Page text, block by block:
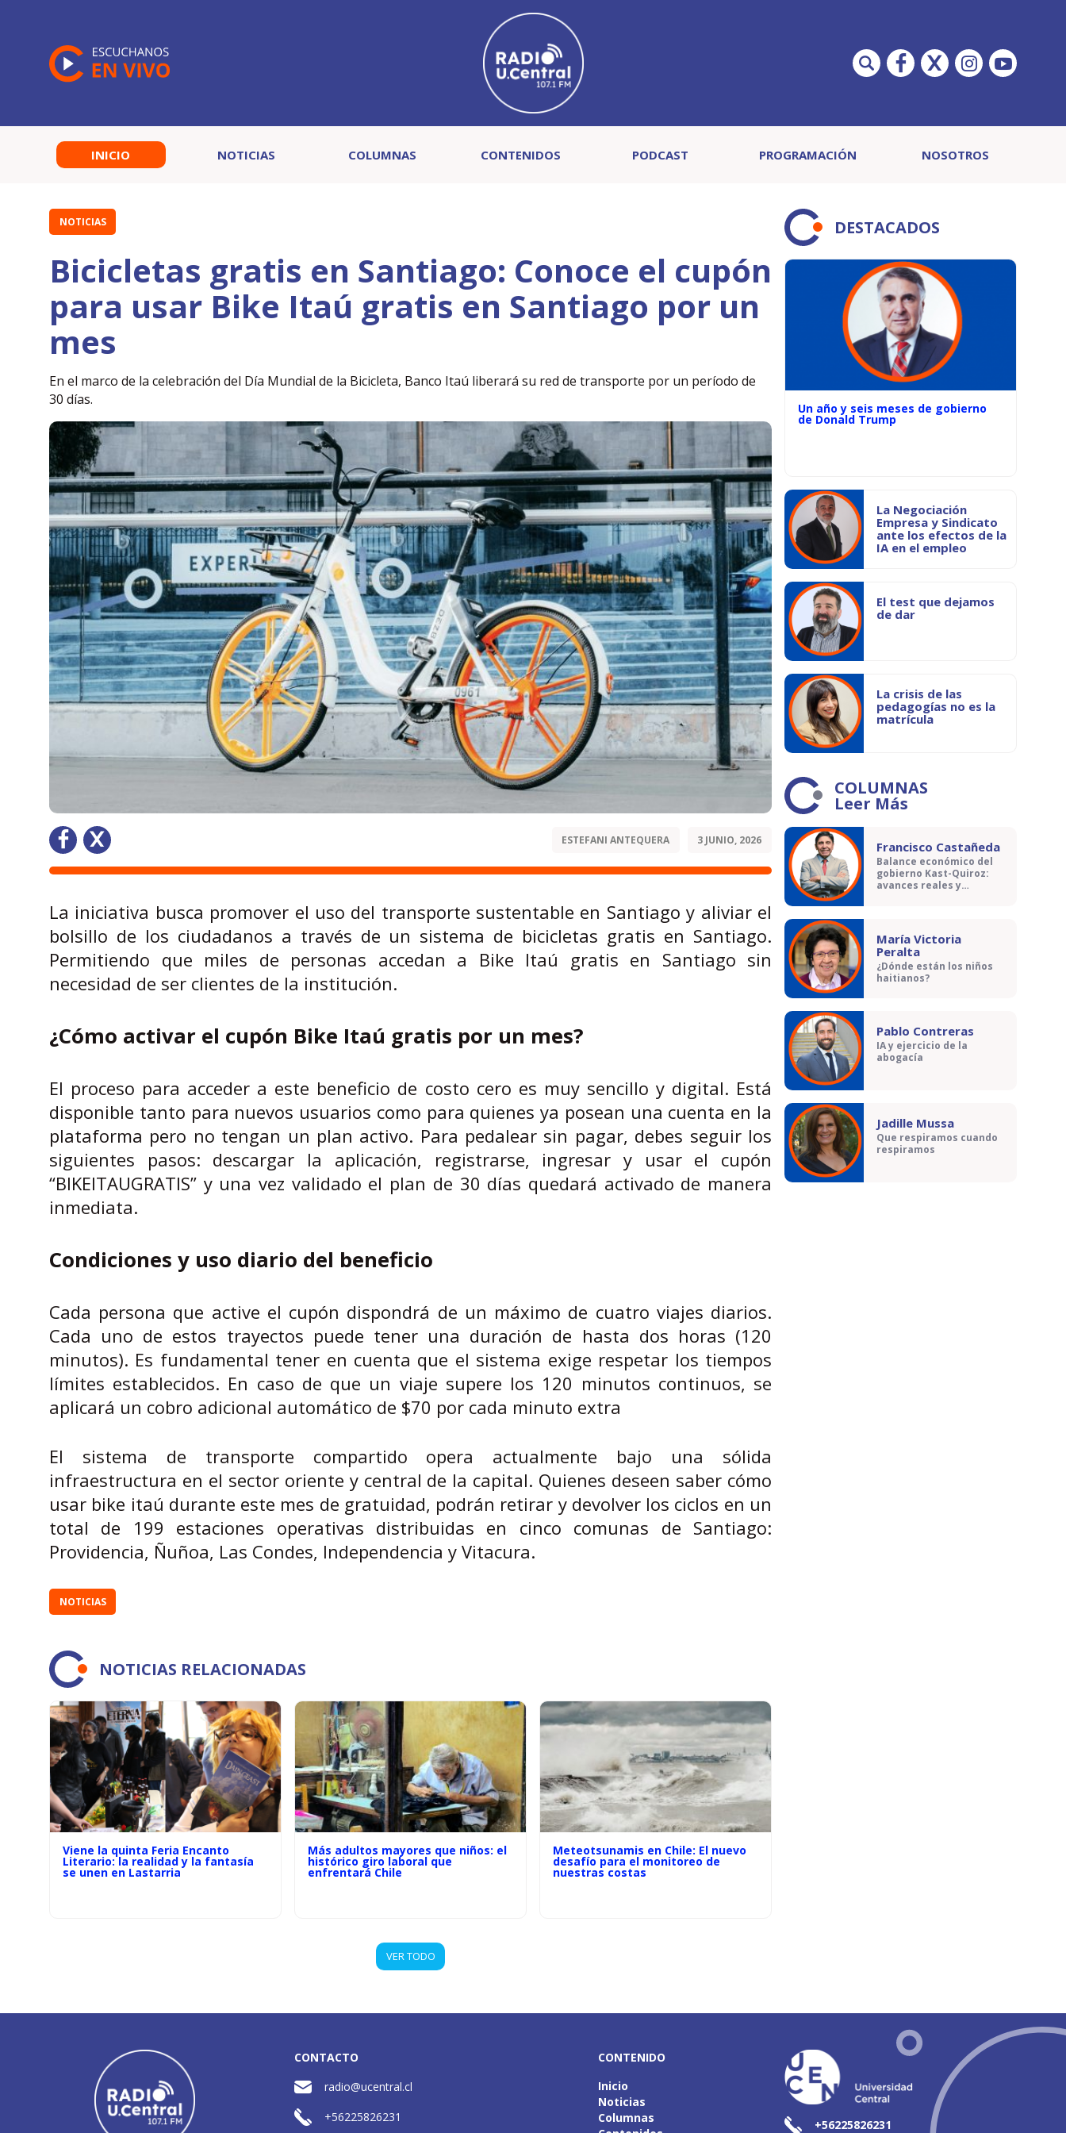
INICIO NOTICIAS COLUMNAS CONTENIDOS PODCAST PROGRAMACIÓN NOSOTROS
NOTICIAS
Bicicletas gratis en Santiago: Conoce el cupón
para usar Bike Itaú gratis en Santiago por un
mes
En el marco de la celebración del Día Mundial de la Bicicleta, Banco Itaú liberará su red de transporte por un período de
30 días.
ESTEFANI ANTEQUERA 3 JUNIO, 2026
La iniciativa busca promover el uso del transporte sustentable en Santiago y aliviar el
bolsillo de los ciudadanos a través de un sistema de bicicletas gratis en Santiago.
Permitiendo que miles de personas accedan a Bike Itaú gratis en Santiago sin
necesidad de ser clientes de la institución.
¿Cómo activar el cupón Bike Itaú gratis por un mes?
El proceso para acceder a este beneficio de costo cero es muy sencillo y digital. Está
disponible tanto para nuevos usuarios como para quienes ya posean una cuenta en la
plataforma pero no tengan un plan activo. Para pedalear sin pagar, debes seguir los
siguientes pasos: descargar la aplicación, registrarse, ingresar y usar el cupón
“BIKEITAUGRATIS” y una vez validado el plan de 30 días quedará activado de manera
inmediata.
Condiciones y uso diario del beneficio
Cada persona que active el cupón dispondrá de un máximo de cuatro viajes diarios.
Cada uno de estos trayectos puede tener una duración de hasta dos horas (120
minutos). Es fundamental tener en cuenta que el sistema exige respetar los tiempos
límites establecidos. En caso de que un viaje supere los 120 minutos continuos, se
aplicará un cobro adicional automático de $70 por cada minuto extra
El sistema de transporte compartido opera actualmente bajo una sólida
infraestructura en el sector oriente y central de la capital. Quienes deseen saber cómo
usar bike itaú durante este mes de gratuidad, podrán retirar y devolver los ciclos en un
total de 199 estaciones operativas distribuidas en cinco comunas de Santiago:
Providencia, Ñuñoa, Las Condes, Independencia y Vitacura.
NOTICIAS
NOTICIAS RELACIONADAS
Viene la quinta Feria Encanto
Literario: la realidad y la fantasía
se unen en Lastarria
Más adultos mayores que niños: el
histórico giro laboral que
enfrentará Chile
Meteotsunamis en Chile: El nuevo
desafío para el monitoreo de
nuestras costas
VER TODO
DESTACADOS
Un año y seis meses de gobierno
de Donald Trump
La Negociación
Empresa y Sindicato
ante los efectos de la
IA en el empleo
El test que dejamos
de dar
La crisis de las
pedagogías no es la
matrícula
COLUMNAS
Leer Más
Francisco Castañeda
Balance económico del
gobierno Kast-Quiroz:
avances reales y
María Victoria
Peralta
¿Dónde están los niños
haitianos?
Pablo Contreras
IA y ejercicio de la
abogacía
Jadille Mussa
Que respiramos cuando
respiramos
CONTACTO
radio@ucentral.cl
+56225826231
CONTENIDO
Inicio
Noticias
Columnas
+56225826231